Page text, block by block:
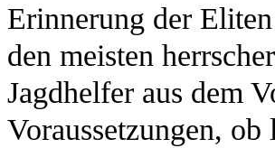
Erinnerung der
den meisten
Jagdhelfer aus dem
Voraussetzungen,